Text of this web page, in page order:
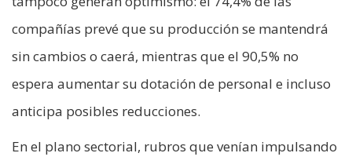
compañías prevé que su producción se mantendrá
sin cambios o caerá, mientras que el 90,5% no
espera aumentar su dotación de personal e incluso
anticipa posibles reducciones.
En el plano sectorial, rubros que venían impulsando